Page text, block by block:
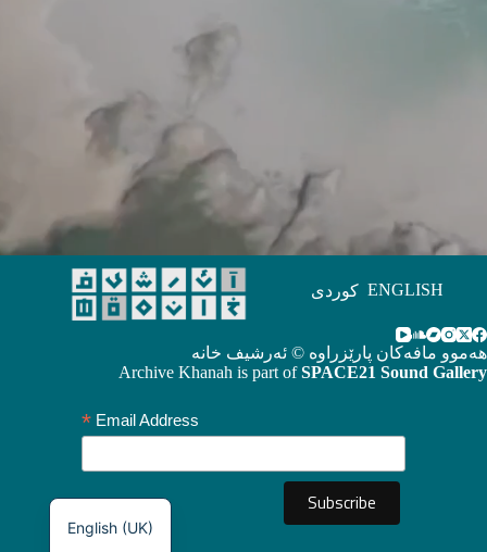
ENGLISH کوردی
هەموو مافەکان پارێزراوە © ئەرشیف خانە
Archive Khanah is part ofSPACE21 Sound Gallery
Email Address
*
English (UK)